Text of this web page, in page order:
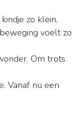
zo klein,
voelt zo
Om trots
Vanaf nu een